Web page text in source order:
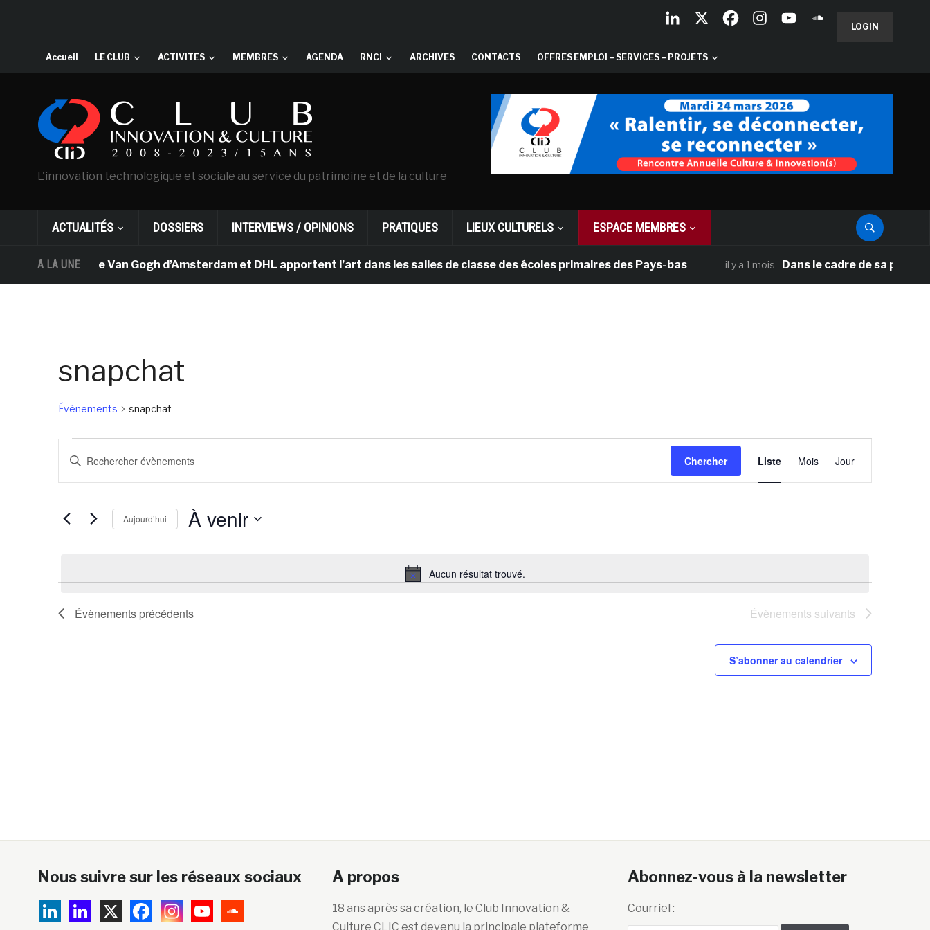
LOGIN
Accueil LE CLUB ACTIVITES MEMBRES AGENDA RNCI ARCHIVES CONTACTS OFFRES EMPLOI – SERVICES – PROJETS
L'innovation technologique et sociale au service du patrimoine et de la culture
ACTUALITÉS DOSSIERS INTERVIEWS / OPINIONS PRATIQUES LIEUX CULTURELS ESPACE MEMBRES
A LA UNE
Le musée Van Gogh d’Amsterdam et DHL apportent l’art dans les salles de classe des écoles primaires des Pays-bas il y a 1 mois Dans le cadre de sa
snapchat
Évènements snapchat
Évènements
Notice
Aucun résultat trouvé.
Recherche
et
de
Saisir
Rechercher
Évènements
clé.
Chercher
de
vues
Liste Mois Jour
Aujourd’hui À venir
Évènements précédents Évènements suivants
S’abonner au calendrier
Nous suivre sur les réseaux sociaux A propos
18 ans après sa création, le Club Innovation &
Culture CLIC est devenu la principale plateforme
Abonnez-vous à la newsletter
Courriel :